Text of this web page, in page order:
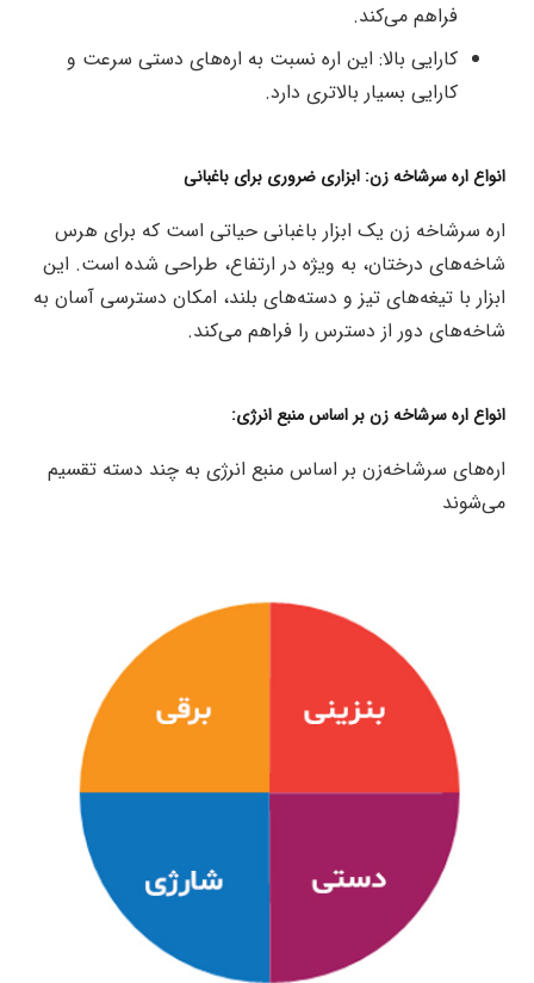
فراهم می‌کند.
کارایی بالا: این اره نسبت به اره‌های دستی سرعت و
کارایی بسیار بالاتری دارد.
انواع اره سرشاخه زن: ابزاری ضروری برای باغبانی
اره سرشاخه زن یک ابزار باغبانی حیاتی است که برای هرس
شاخه‌های درختان، به ویژه در ارتفاع، طراحی شده است. این
ابزار با تیغه‌های تیز و دسته‌های بلند، امکان دسترسی آسان به
شاخه‌های دور از دسترس را فراهم می‌کند.
انواع اره سرشاخه زن بر اساس منبع انرژی:
اره‌های سرشاخه‌زن بر اساس منبع انرژی به چند دسته تقسیم
می‌شوند